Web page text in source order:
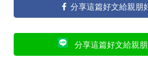
分享這篇好文給親朋
分享這篇好文給親朋